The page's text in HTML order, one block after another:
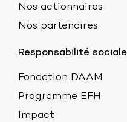
Nos actionnaires
Nos partenaires
Responsabilité sociale
Fondation DAAM
Programme EFH
Impact